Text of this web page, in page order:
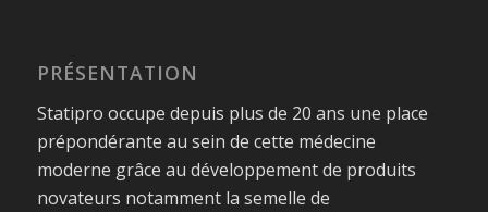
PRÉSENTATION
Statipro occupe depuis plus de 20 ans une place
prépondérante au sein de cette médecine
moderne grâce au développement de produits
novateurs notamment la semelle de